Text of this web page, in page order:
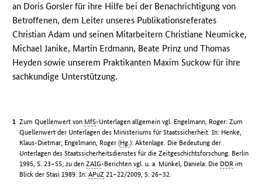
an Doris Gorsler für ihre Hilfe bei der Benachrichtigung von
Betroffenen, dem Leiter unseres Publikationsreferates
Christian Adam und seinen Mitarbeitern Christiane Neumicke,
Michael Janike, Martin Erdmann, Beate Prinz und Thomas
Heyden sowie unserem Praktikanten Maxim Suckow für ihre
sachkundige Unterstützung.
Zum Quellenwert von MfS-Unterlagen allgemein vgl. Engelmann, Roger: Zum
Quellenwert der Unterlagen des Ministeriums für Staatssicherheit. In: Henke,
Klaus-Dietmar; Engelmann, Roger (Hg.): Aktenlage. Die Bedeutung der
Unterlagen des Staatssicherheitsdienstes für die Zeitgeschichtsforschung. Berlin
1995, S. 23–55; zu denZAIG-Berichten vgl. u. a. Münkel, Daniela: Die DDR im
Blick der Stasi 1989. In:APuZ 21–22/2009, S. 26–32.